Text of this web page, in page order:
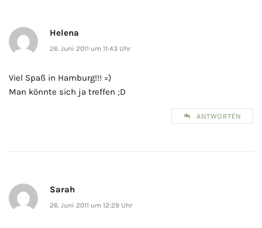
Helena
26. Juni 2011 um 11:43 Uhr
Viel Spaß in Hamburg!!! =)
Man könnte sich ja treffen ;D
ANTWORTEN
Sarah
26. Juni 2011 um 12:29 Uhr